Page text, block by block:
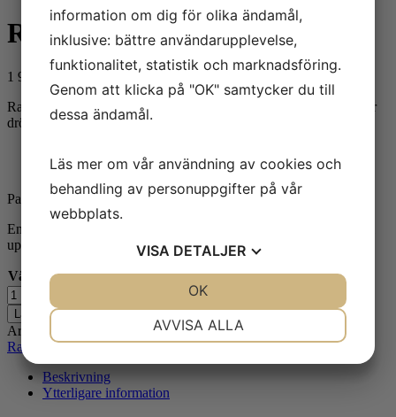
038 kr
Radonanalys (luft)
1 938
Radonpuckar har ett bäst före-datum och leverans till er kan därför
dröja något. Ring oss gärna innan beställning.
Långtidsmätning: 2-3 månader (för årsmedelvärde)
Paketet innehåller två puckar, varav en är avsedd som referens.
En laboratorierapport i PDF-format skickas till den e-postadress ni
uppger vid beställningen.
Välj analys:
Rensa
Radonanalys
(luft)
mängd
Lägg till i varukorg
Artikelnr: Kategorier: Luftprov
Radon
Beskrivning
Ytterligare information
information om dig för olika ändamål,
inklusive: bättre användarupplevelse,
funktionalitet, statistik och marknadsföring.
Genom att klicka på "OK" samtycker du till
dessa ändamål.
Läs mer om vår användning av cookies och
behandling av personuppgifter på vår
webbplats.
VISA DETALJER
MARKNADSFÖRING
AVVISA ALLA
OK